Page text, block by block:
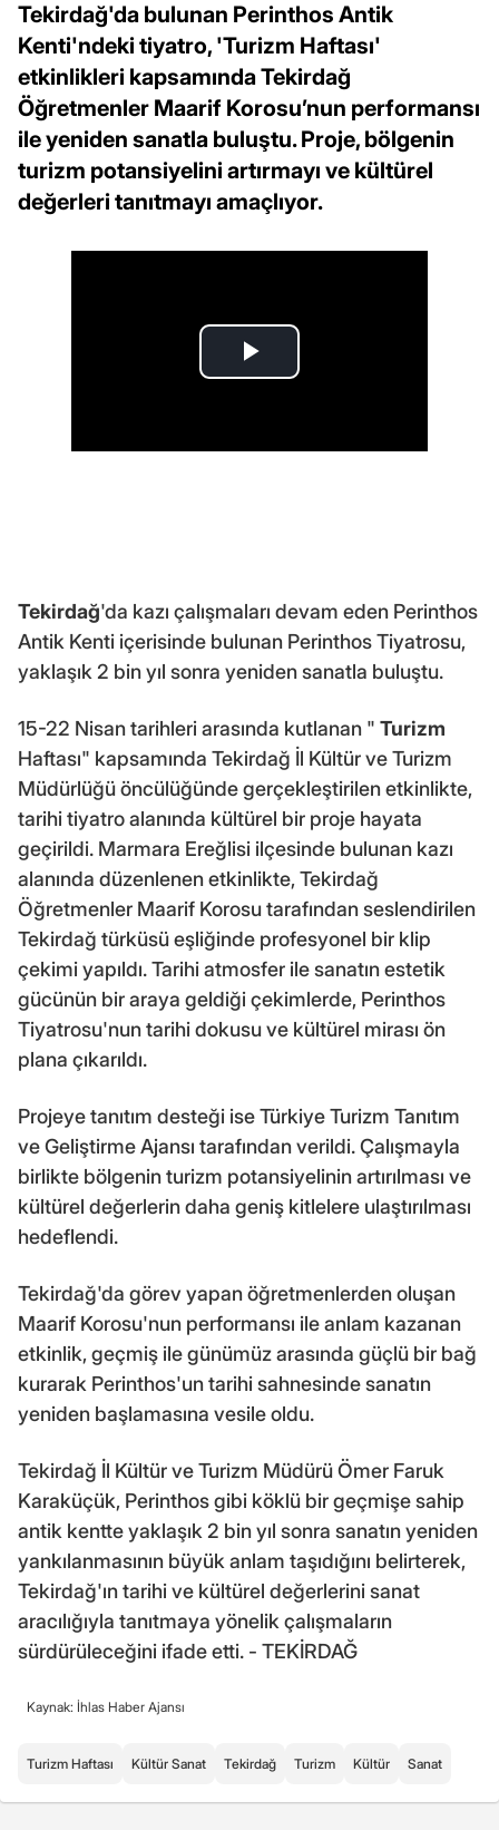
Tekirdağ'da bulunan Perinthos Antik
Kenti'ndeki tiyatro, 'Turizm Haftası'
etkinlikleri kapsamında Tekirdağ
Öğretmenler Maarif Korosu’nun performansı
ile yeniden sanatla buluştu. Proje, bölgenin
turizm potansiyelini artırmayı ve kültürel
değerleri tanıtmayı amaçlıyor.
Tekirdağ'da kazı çalışmaları devam eden Perinthos
Antik Kenti içerisinde bulunan Perinthos Tiyatrosu,
yaklaşık 2 bin yıl sonra yeniden sanatla buluştu.
15-22 Nisan tarihleri arasında kutlanan " Turizm
Haftası" kapsamında Tekirdağ İl Kültür ve Turizm
Müdürlüğü öncülüğünde gerçekleştirilen etkinlikte,
tarihi tiyatro alanında kültürel bir proje hayata
geçirildi. Marmara Ereğlisi ilçesinde bulunan kazı
alanında düzenlenen etkinlikte, Tekirdağ
Öğretmenler Maarif Korosu tarafından seslendirilen
Tekirdağ türküsü eşliğinde profesyonel bir klip
çekimi yapıldı. Tarihi atmosfer ile sanatın estetik
gücünün bir araya geldiği çekimlerde, Perinthos
Tiyatrosu'nun tarihi dokusu ve kültürel mirası ön
plana çıkarıldı.
Projeye tanıtım desteği ise Türkiye Turizm Tanıtım
ve Geliştirme Ajansı tarafından verildi. Çalışmayla
birlikte bölgenin turizm potansiyelinin artırılması ve
kültürel değerlerin daha geniş kitlelere ulaştırılması
hedeflendi.
Tekirdağ'da görev yapan öğretmenlerden oluşan
Maarif Korosu'nun performansı ile anlam kazanan
etkinlik, geçmiş ile günümüz arasında güçlü bir bağ
kurarak Perinthos'un tarihi sahnesinde sanatın
yeniden başlamasına vesile oldu.
Tekirdağ İl Kültür ve Turizm Müdürü Ömer Faruk
Karaküçük, Perinthos gibi köklü bir geçmişe sahip
antik kentte yaklaşık 2 bin yıl sonra sanatın yeniden
yankılanmasının büyük anlam taşıdığını belirterek,
Tekirdağ'ın tarihi ve kültürel değerlerini sanat
aracılığıyla tanıtmaya yönelik çalışmaların
sürdürüleceğini ifade etti. - TEKİRDAĞ
Kaynak: İhlas Haber Ajansı
Turizm Haftası Kültür Sanat Tekirdağ Turizm Kültür Sanat